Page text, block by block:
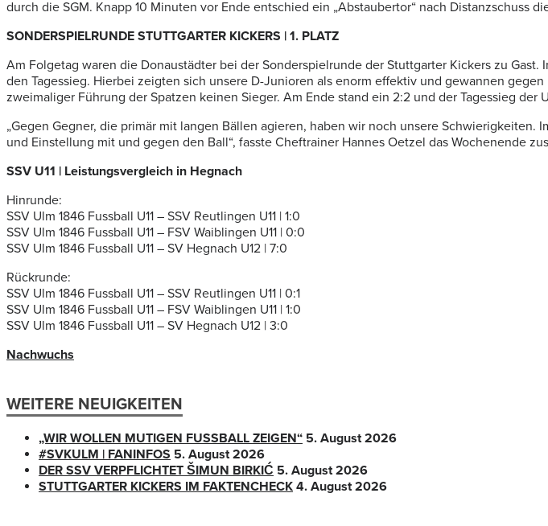
durch die SGM. Knapp 10 Minuten vor Ende entschied ein „Abstaubertor“ nach Distanzschuss
SONDERSPIELRUNDE STUTTGARTER KICKERS | 1. PLATZ
Am Folgetag waren die Donaustädter bei der Sonderspielrunde der Stuttgarter Kickers zu
den Tagessieg. Hierbei zeigten sich unsere D-Junioren als enorm effektiv und gewannen
zweimaliger Führung der Spatzen keinen Sieger. Am Ende stand ein 2:2 und der Tagessieg der
„Gegen Gegner, die primär mit langen Bällen agieren, haben wir noch unsere
und Einstellung mit und gegen den Ball“, fasste Cheftrainer Hannes Oetzel das Wochenende
SSV U11 | Leistungsvergleich in Hegnach
Hinrunde:
SSV Ulm 1846 Fussball U11 – SSV Reutlingen U11 | 1:0
SSV Ulm 1846 Fussball U11 – FSV Waiblingen U11 | 0:0
SSV Ulm 1846 Fussball U11 – SV Hegnach U12 | 7:0
Rückrunde:
SSV Ulm 1846 Fussball U11 – SSV Reutlingen U11 | 0:1
SSV Ulm 1846 Fussball U11 – FSV Waiblingen U11 | 1:0
SSV Ulm 1846 Fussball U11 – SV Hegnach U12 | 3:0
Nachwuchs
WEITERE NEUIGKEITEN
„WIR WOLLEN MUTIGEN FUSSBALL ZEIGEN“
5. August 2026
#SVKULM | FANINFOS 5. August 2026
DER SSV VERPFLICHTET ŠIMUN BIRKIĆ 5. August 2026
STUTTGARTER KICKERS IM FAKTENCHECK 4. August 2026